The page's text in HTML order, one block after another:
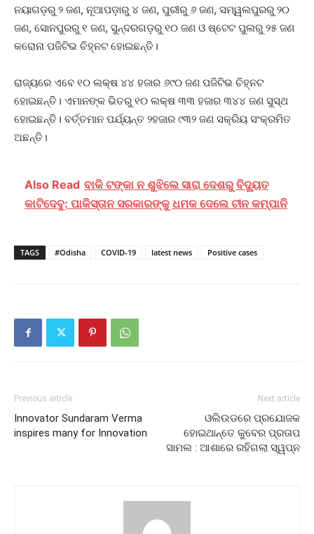
ନୟାଗଡ଼ରୁ ୨ ଜଣ, ନୂଆପଡ଼ାରୁ ୪ ଜଣ, ପୁରୀରୁ ୬ ଜଣ, ସମ୍ୱଲପୁରରୁ ୨୦
ଜଣ, ସୋନପୁରରୁ ୧ ଜଣ, ସୁନ୍ଦରଗଡ଼ରୁ ୧୦ ଜଣ ଓ ଷ୍ଟେଟ ପୁଲରୁ ୨୫ ଜଣ
କରୋନା ପଜିଟିଭ ଚିହ୍ନଟ ହୋଇଛନ୍ତି।
ରାଜ୍ୟରେ ଏବେ ୧୦ ଲକ୍ଷ ୪୪ ହଜାର ୬୯୦ ଜଣ ପଜିଟିଭ ଚିହ୍ନଟ
ହୋଇଛନ୍ତି। ଏମାନଙ୍କ ଭିତରୁ ୧୦ ଲକ୍ଷ ୩୩ ହଜାର ୩୪୪ ଜଣ ସୁସ୍ଥ
ହୋଇଛନ୍ତି। ବର୍ତ୍ତମାନ ପର୍ଯ୍ୟନ୍ତ ୨ହଜାର ୯୩୨ ଜଣ ସକ୍ରିୟ ସଂକ୍ରମିତ
ଅଛନ୍ତି।
Also Read ବାକି ଟଙ୍କା ନ ଶୁଝିଲେ ସାରା ଦେଶରୁ ବିଦ୍ୟୁତ
କାଟିଦେବୁ: ପାକିସ୍ତାନ ସରକାରଙ୍କୁ ଧମକ ଦେଲେ ଚୀନ କମ୍ପାନି
TAGS #Odisha COVID-19 latest news Positive cases
Previous article
Innovator Sundaram Verma
inspires many for Innovation
Next article
ଓଲିଉଡରେ ପ୍ରଯୋଜକ
ହୋଇଥାନ୍ତେ କୁବେର ପ୍ରତାପ
ସାମଲ : ଆଶାରେ ରହିଗଲା ସ୍ୱପ୍ନ